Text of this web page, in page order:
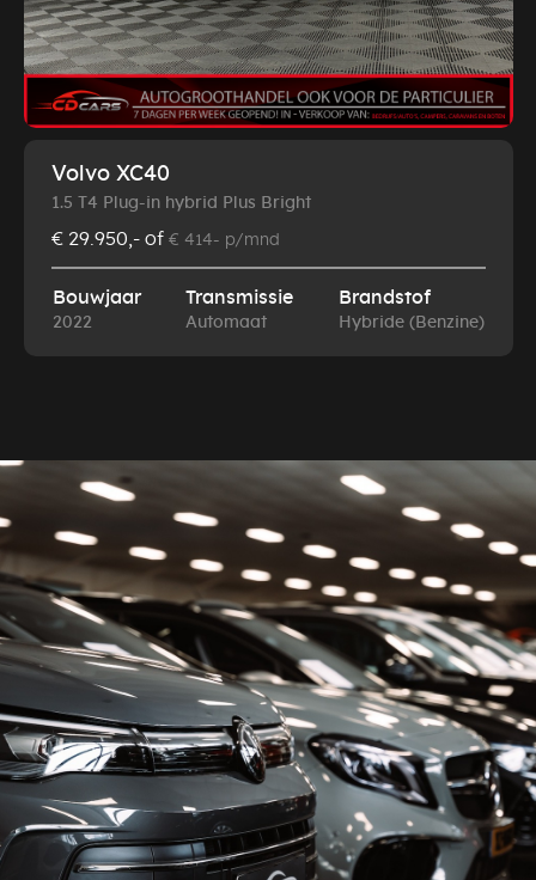
Volvo XC40
1.5 T4 Plug-in hybrid Plus Bright
€ 29.950,- of € 414- p/mnd
Bouwjaar
2022
Transmissie
Automaat
Brandstof
Hybride (Benzine)